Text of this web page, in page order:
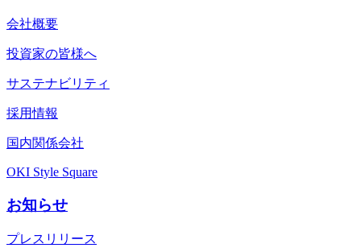
会社概要
投資家の皆様へ
サステナビリティ
採用情報
国内関係会社
OKI Style Square
お知らせ
プレスリリース